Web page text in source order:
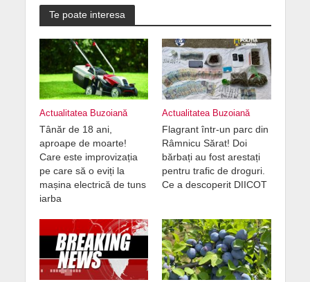
Te poate interesa
Actualitatea Buzoiană
Tânăr de 18 ani,
aproape de moarte!
Care este improvizația
pe care să o eviți la
mașina electrică de tuns
iarba
Actualitatea Buzoiană
Flagrant într-un parc din
Râmnicu Sărat! Doi
bărbați au fost arestați
pentru trafic de droguri.
Ce a descoperit DIICOT